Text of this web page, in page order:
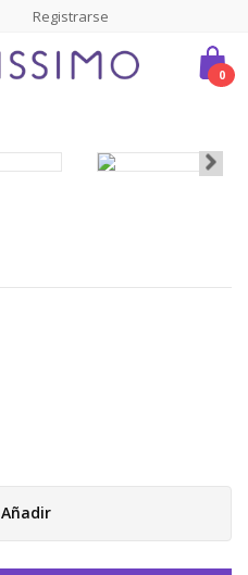
Registrarse
0
Añadir